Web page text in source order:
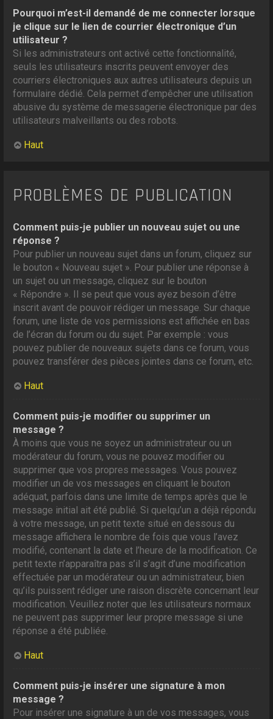
Pourquoi m’est-il demandé de me connecter lorsque
je clique sur le lien de courrier électronique d’un
utilisateur ?
Si les administrateurs ont activé cette fonctionnalité,
seuls les utilisateurs inscrits peuvent envoyer des
courriers électroniques aux autres utilisateurs depuis un
formulaire dédié. Cela permet d’empêcher une utilisation
abusive du système de messagerie électronique par des
utilisateurs malveillants ou des robots.
Haut
PROBLÈMES DE PUBLICATION
Comment puis-je publier un nouveau sujet ou une
réponse ?
Pour publier un nouveau sujet dans un forum, cliquez sur
le bouton « Nouveau sujet ». Pour publier une réponse à
un sujet ou un message, cliquez sur le bouton
« Répondre ». Il se peut que vous ayez besoin d’être
inscrit avant de pouvoir rédiger un message. Sur chaque
forum, une liste de vos permissions est affichée en bas
de l’écran du forum ou du sujet. Par exemple : vous
pouvez publier de nouveaux sujets dans ce forum, vous
pouvez transférer des pièces jointes dans ce forum, etc.
Haut
Comment puis-je modifier ou supprimer un
message ?
À moins que vous ne soyez un administrateur ou un
modérateur du forum, vous ne pouvez modifier ou
supprimer que vos propres messages. Vous pouvez
modifier un de vos messages en cliquant le bouton
adéquat, parfois dans une limite de temps après que le
message initial ait été publié. Si quelqu’un a déjà répondu
à votre message, un petit texte situé en dessous du
message affichera le nombre de fois que vous l’avez
modifié, contenant la date et l’heure de la modification. Ce
petit texte n’apparaîtra pas s’il s’agit d’une modification
effectuée par un modérateur ou un administrateur, bien
qu’ils puissent rédiger une raison discrète concernant leur
modification. Veuillez noter que les utilisateurs normaux
ne peuvent pas supprimer leur propre message si une
réponse a été publiée.
Haut
Comment puis-je insérer une signature à mon
message ?
Pour insérer une signature à un de vos messages, vous